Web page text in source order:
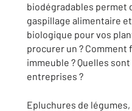
biodégradables permet
gaspillage alimentaire
biologique pour vos
procurer un ? Comment
immeuble ? Quelles
entreprises ?
Epluchures de